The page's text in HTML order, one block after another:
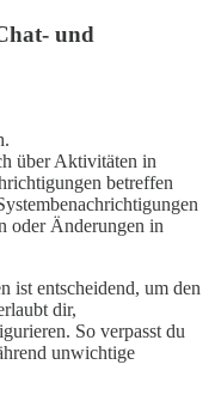
und
über Aktivitäten in
betreffen
oder Änderungen in
ist entscheidend, um den
dir,
So verpasst du
unwichtige